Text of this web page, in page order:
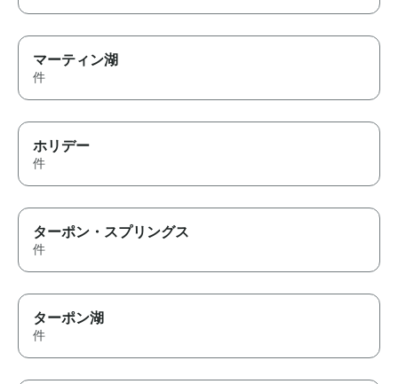
マーティン湖
件
ホリデー
件
ターポン・スプリングス
件
ターポン湖
件